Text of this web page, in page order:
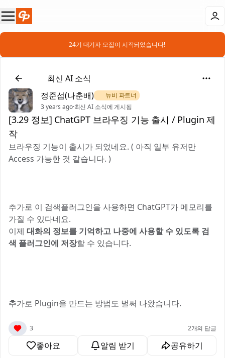
📣 24기 대기자 모집이 시작되었습니다!
📰최신 AI 소식
정준섭(나춘배)
🌿 뉴비 파트너
3 years ago·최신 AI 소식에 게시됨
[3.29 정보] ChatGPT 브라우징 기능 출시 / Plugin 제
작
브라우징 기능이 출시가 되었네요. ( 아직 일부 유저만
Access 가능한 것 같습니다. )
추가로 이 검색플러그인을 사용하면 ChatGPT가 메모리를
가질 수 있다네요.
이제 대화의 정보를 기억하고 나중에 사용할 수 있도록 검
색 플러그인에 저장할 수 있습니다.
추가로 Plugin을 만드는 방법도 벌써 나왔습니다.
3 2개의 답글
좋아요 알림 받기 공유하기